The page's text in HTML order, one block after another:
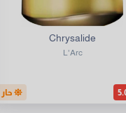
Chrysalide
L'Arc
حار